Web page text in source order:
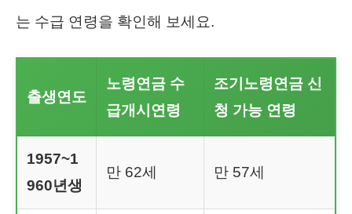
는 수급 연령을 확인해 보세요.
출생연도
노령연금 수
급개시연령
조기노령연금 신
청 가능 연령
1957~1
960년생
만 62세 만 57세